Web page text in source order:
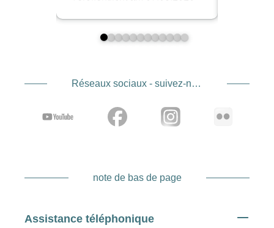
Réseaux sociaux - suivez-nous
note de bas de page
Assistance téléphonique